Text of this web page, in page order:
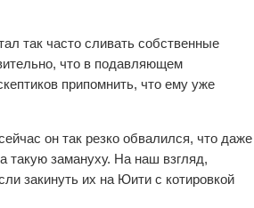
так часто сливать собственные
что в подавляющем
припомнить, что ему уже
он так резко обвалился, что даже
такую замануху. На наш взгляд,
закинуть их на Юити с котировкой